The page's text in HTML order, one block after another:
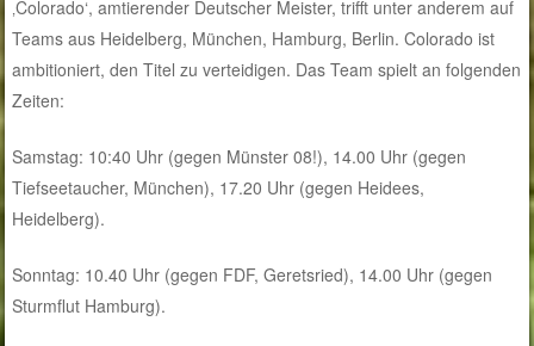
‚Colorado‘, amtierender Deutscher Meister, trifft unter anderem auf
Teams aus Heidelberg, München, Hamburg, Berlin. Colorado ist
ambitioniert, den Titel zu verteidigen. Das Team spielt an folgenden
Zeiten:
Samstag: 10:40 Uhr (gegen Münster 08!), 14.00 Uhr (gegen
Tiefseetaucher, München), 17.20 Uhr (gegen Heidees,
Heidelberg).
Sonntag: 10.40 Uhr (gegen FDF, Geretsried), 14.00 Uhr (gegen
Sturmflut Hamburg).